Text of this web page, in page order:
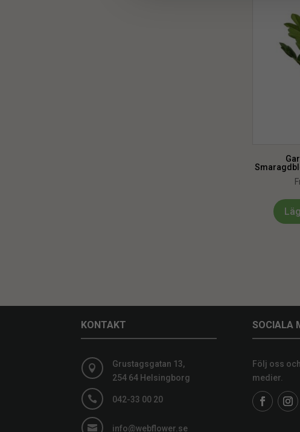
KONTAKT

Grustagsgatan 13,
254 64 Helsingborg
 042-33 00 20
 info@webflower.se
SOCIALA
Följ oss
medier.